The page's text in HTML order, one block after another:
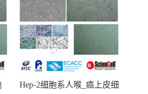
Hep-2细胞系人喉_癌上皮细